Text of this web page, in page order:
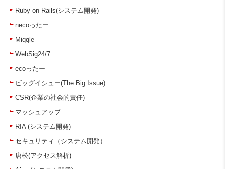
Ruby on Rails(システム開発)
necoったー
Miqqle
WebSig24/7
ecoったー
ビッグイシュー(The Big Issue)
CSR(企業の社会的責任)
マッシュアップ
RIA (システム開発)
セキュリティ（システム開発）
唐松(アクセス解析)